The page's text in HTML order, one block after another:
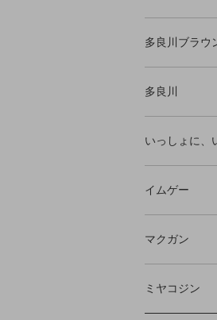
多良川ブラウ
多良川
いっしょに、
イムゲー
マクガン
ミヤコジン